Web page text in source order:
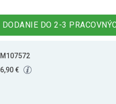
DODANIE DO 2-3
M107572
6,90 €